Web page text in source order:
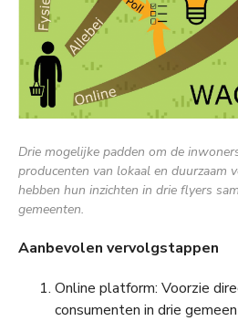
Drie mogelijke padden om de
producenten van lokaal en duurzaam
hebben hun inzichten in drie flyers
gemeenten.
Aanbevolen vervolgstappen
Online platform: Voorzie
consumenten in drie